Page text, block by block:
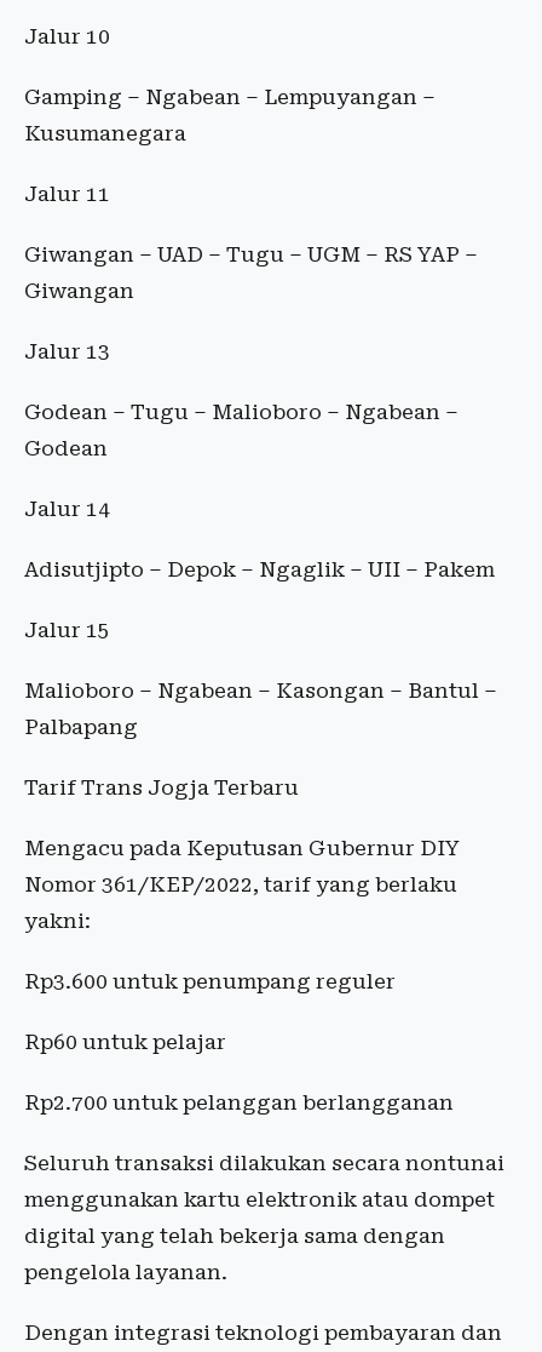
Jalur 10
Gamping – Ngabean – Lempuyangan –
Kusumanegara
Jalur 11
Giwangan – UAD – Tugu – UGM – RS YAP –
Giwangan
Jalur 13
Godean – Tugu – Malioboro – Ngabean –
Godean
Jalur 14
Adisutjipto – Depok – Ngaglik – UII – Pakem
Jalur 15
Malioboro – Ngabean – Kasongan – Bantul –
Palbapang
Tarif Trans Jogja Terbaru
Mengacu pada Keputusan Gubernur DIY
Nomor 361/KEP/2022, tarif yang berlaku
yakni:
Rp3.600 untuk penumpang reguler
Rp60 untuk pelajar
Rp2.700 untuk pelanggan berlangganan
Seluruh transaksi dilakukan secara nontunai
menggunakan kartu elektronik atau dompet
digital yang telah bekerja sama dengan
pengelola layanan.
Dengan integrasi teknologi pembayaran dan